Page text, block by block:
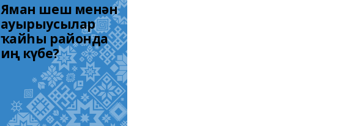
Яман шеш менән
ауырыусылар
ҡайһы районда
иң күбе?